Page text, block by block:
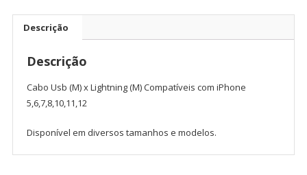
Descrição
Descrição
Cabo Usb (M) x Lightning (M) Compatíveis com iPhone
5,6,7,8,10,11,12
Disponível em diversos tamanhos e modelos.